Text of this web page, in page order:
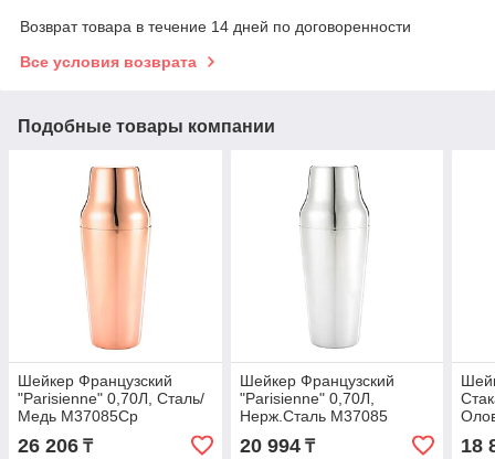
Возврат товара в течение 14 дней по договоренности
Все условия возврата
Подобные товары компании
Шейкер Французский
"Parisienne" 0,70Л, Сталь/
Медь M37085Cp
26 206 ₸
Шейкер Французский
"Parisienne" 0,70Л,
Нерж.Сталь M37085
20 994₸ 18